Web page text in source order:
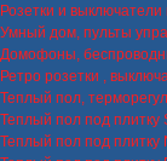
Розетки и
Умный дом, пульты
Домофоны,
Ретро розетки ,
Теплый пол,
Теплый пол под плитку
Теплый пол под плитку